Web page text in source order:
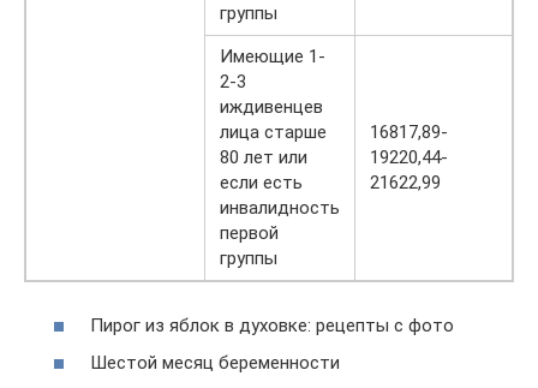
группы
Имеющие 1-
2-3
иждивенцев
лица старше
80 лет или
если есть
инвалидность
первой
группы
16817,89-
19220,44-
21622,99
Пирог из яблок в духовке: рецепты с фото
Шестой месяц беременности